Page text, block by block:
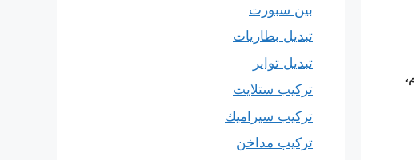
بين سبورت
تبديل بطاريات
تبديل تواير
تركيب ستلايت
تركيب سيراميك
تركيب مداخن